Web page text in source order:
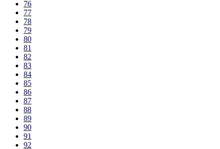
76
77
78
79
80
81
82
83
84
85
86
87
88
89
90
91
92